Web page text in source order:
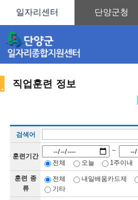
직업훈련 정보
검색어
훈련기간
~
전체
오늘 1주이내
훈련 종
류
전체 내일배움카드제
기타
직